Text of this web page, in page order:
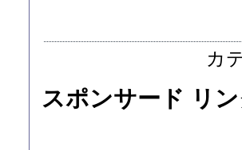
カ
スポンサード リ